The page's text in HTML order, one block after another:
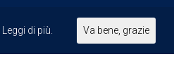
Leggi di più. Va bene, grazie